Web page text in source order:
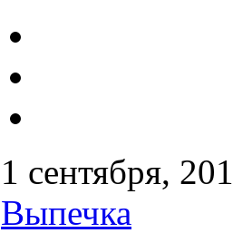
1 сентября,
Выпечка